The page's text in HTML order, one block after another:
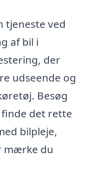
tjeneste ved
af bil i
der
udseende og
Besøg
det rette
bilpleje,
mærke du